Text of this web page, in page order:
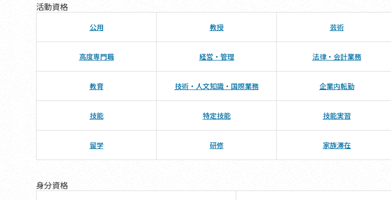
活動資格
公用 教授 芸術
高度専門職 経営・管理 法律・会計業務
教育 技術・人文知識・国際業務 企業内転勤
技能 特定技能 技能実習
留学 研修 家族滞在
身分資格